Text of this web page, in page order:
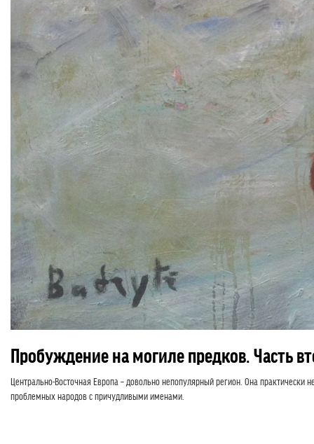
Пробуждение на могиле предков. Часть
Центрально-Восточная Европа – довольно непопулярный регион. Она
проблемных народов с причудливыми именами.